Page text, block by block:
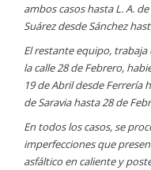
ambos casos hasta L. A.
Suárez desde Sánchez
El restante equipo, trabaja
la calle 28 de Febrero,
19 de Abril desde Ferrería
de Saravia hasta 28 de
En todos los casos, se
imperfecciones que
asfáltico en caliente y